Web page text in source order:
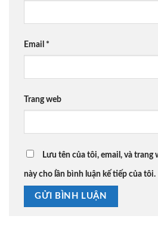
Email *
Trang web
Lưu tên của tôi, email, và
này cho lần bình luận kế tiếp của tôi.